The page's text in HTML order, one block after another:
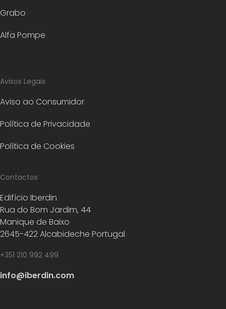
Grabo
Alfa Pompe
Avisos Legais
Aviso ao Consumidor
Política de Privacidade
Política de Cookies
Contactos
Edifício Iberdin
Rua do Bom Jardim, 44
Manique de Baixo
2645-422 Alcabideche Portugal
+351 210 992 499
info@iberdin.com